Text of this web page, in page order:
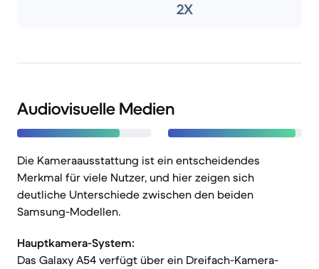
2X
Audiovisuelle Medien
Die Kameraausstattung ist ein entscheidendes
Merkmal für viele Nutzer, und hier zeigen sich
deutliche Unterschiede zwischen den beiden
Samsung-Modellen.
Hauptkamera-System:
Das Galaxy A54 verfügt über ein Dreifach-Kamera-